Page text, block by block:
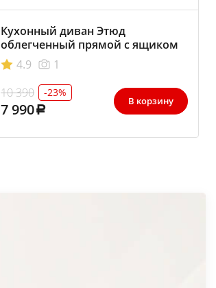
Кухонный диван Этюд
облегченный прямой с ящиком
11404.9
1
10 390
-23%
7 990 В корзину